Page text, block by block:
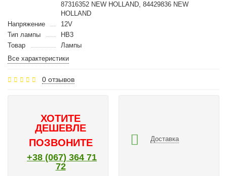
87316352 NEW HOLLAND, 84429836 NEW
HOLLAND
Напряжение
12V
Тип лампы
HB3
Товар
Лампы
Все характеристики
0 отзывов
ХОТИТЕ
ДЕШЕВЛЕ
ПОЗВОНИТЕ
+38 (067) 364 71
72
Доставка